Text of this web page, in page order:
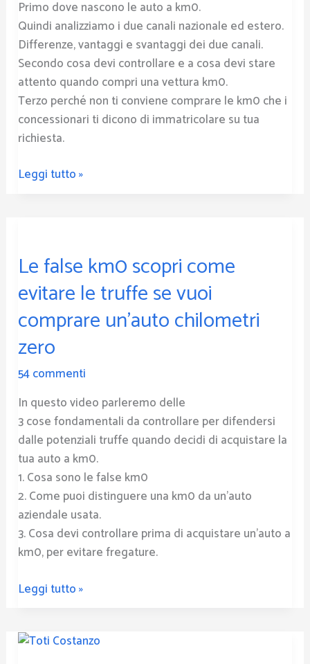
Primo dove nascono le auto a km0.
Quindi analizziamo i due canali nazionale ed estero.
Differenze, vantaggi e svantaggi dei due canali.
Secondo cosa devi controllare e a cosa devi stare
attento quando compri una vettura km0.
Terzo perché non ti conviene comprare le km0 che i
concessionari ti dicono di immatricolare su tua
richiesta.
TRUFFE
Leggi tutto »
Le false km0 scopri come
evitare le truffe se vuoi
comprare un’auto chilometri
zero
54 commenti
In questo video parleremo delle
3 cose fondamentali da controllare per difendersi
dalle potenziali truffe quando decidi di acquistare la
tua auto a km0.
1. Cosa sono le false km0
2. Come puoi distinguere una km0 da un’auto
aziendale usata.
3. Cosa devi controllare prima di acquistare un’auto a
km0, per evitare fregature.
km0
scopri
come
evitare
truffe
se
vuoi
comprare
un’auto
chilometri
zero
Leggi tutto »
Video